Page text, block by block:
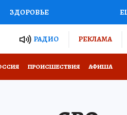
ЗДОРОВЬЕ
РОССИИРАДИО РЕКЛАМА
ПРОИСШЕСТВИЯ АФИША